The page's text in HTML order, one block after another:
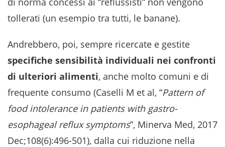
tollerati (un esempio tra tutti, le banane).
Andrebbero, poi, sempre ricercate e gestite
specifiche sensibilità individuali nei confronti
di ulteriori alimenti, anche molto comuni e di
frequente consumo (Caselli M et al, “Pattern of
food intolerance in patients with gastro-
esophageal reflux symptoms”, Minerva Med, 2017
Dec;108(6):496-501), dalla cui riduzione nella